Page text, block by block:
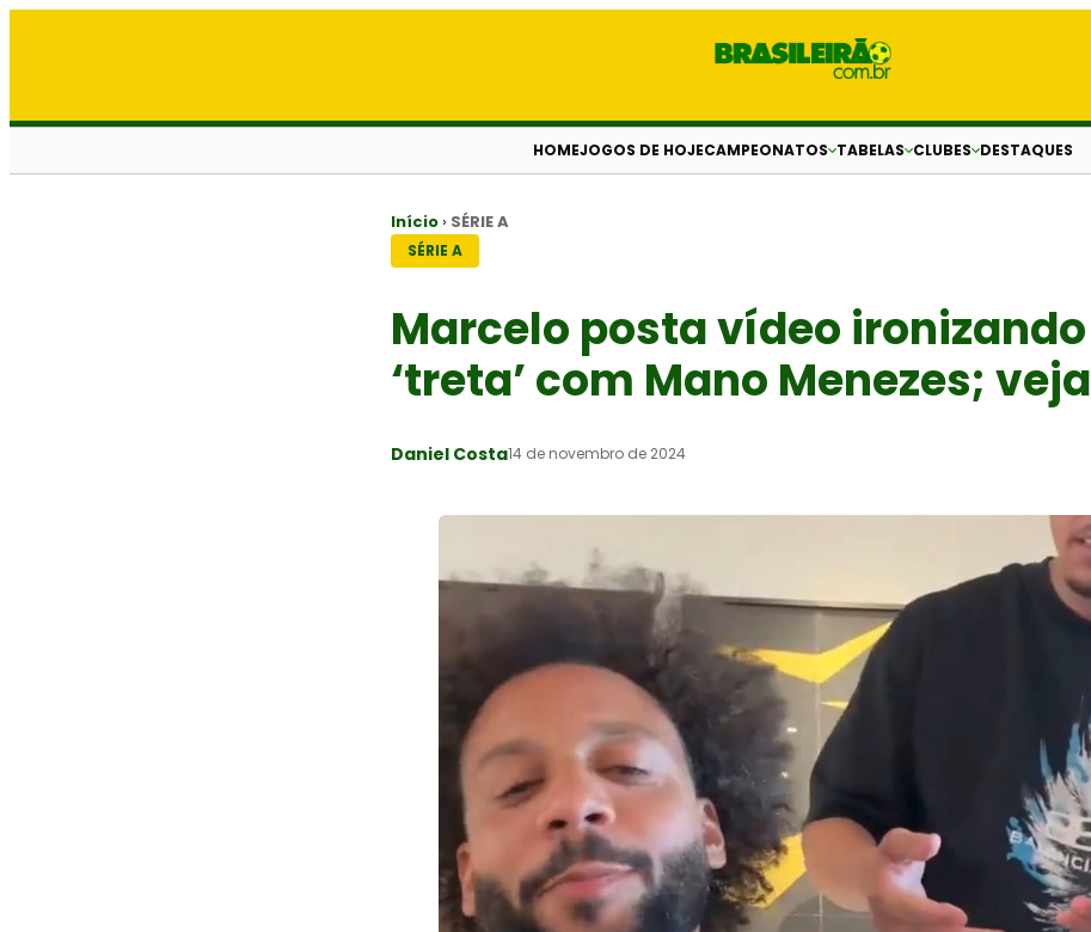
HOMEJOGOS DE HOJECAMPEONATOS TABELAS CLUBES DESTAQUES
Início › SÉRIE A
SÉRIE A
Marcelo posta vídeo ironizando
‘treta’ com Mano Menezes; veja
Daniel Costa14 de novembro de 2024